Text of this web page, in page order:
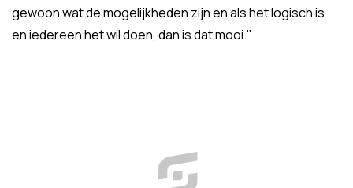
gewoon wat de mogelijkheden zijn en als het logisch is
en iedereen het wil doen, dan is dat mooi."